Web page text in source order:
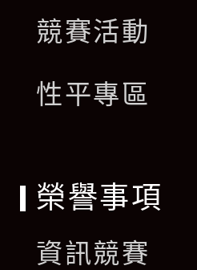
競賽活動
性平專區
榮譽事項
資訊競賽